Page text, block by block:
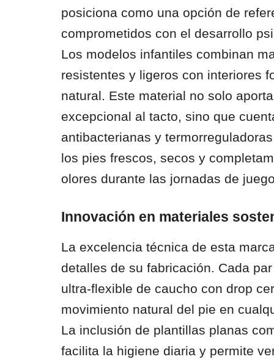
posiciona como una opción de
comprometidos con el desarrollo
Los modelos infantiles combinan
resistentes y ligeros con interiores
natural. Este material no solo
excepcional al tacto, sino que
antibacterianas y
los pies frescos, secos y
olores durante las jornadas de
Innovación en materiales
La excelencia técnica de esta
detalles de su fabricación. Cada
ultra-flexible de caucho con drop
movimiento natural del pie en
La inclusión de plantillas planas
facilita la higiene diaria y permite